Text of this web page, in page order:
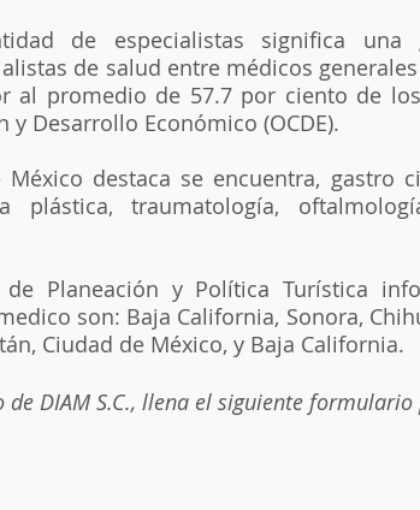
de especialistas significa una
de salud entre médicos
al promedio de 57.7 por ciento de
Desarrollo Económico (OCDE).
destaca se encuentra, gastro
plástica, traumatología,
Planeación y Política Turística
son: Baja California, Sonora,
Ciudad de México, y Baja California.
de DIAM S.C., llena el siguiente